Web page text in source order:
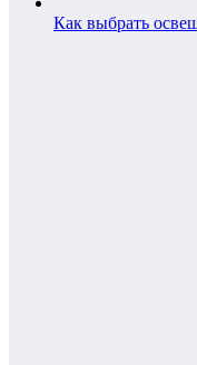
Как выбрать